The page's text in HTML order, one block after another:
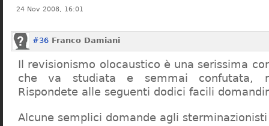
24 Nov 2008, 16:01
#36 Franco Damiani
Il revisionismo olocaustico è una serissima
che va studiata e semmai confutata,
Rispondete alle seguenti dodici facili
Alcune semplici domande agli sterminazionisti